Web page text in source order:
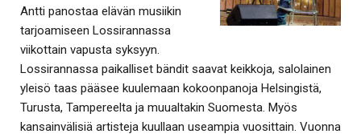
Antti panostaa elävän musiikin
tarjoamiseen Lossirannassa
viikottain vapusta syksyyn.
Lossirannassa paikalliset bändit saavat keikkoja, salolainen
yleisö taas pääsee kuulemaan kokoonpanoja Helsingistä,
Turusta, Tampereelta ja muualtakin Suomesta. Myös
kansainvälisiä artisteja kuullaan useampia vuosittain. Vuonna